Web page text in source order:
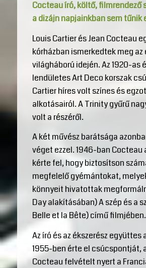
Cocteau író, költő, filmrendező
a dizájn napjainkban sem tűnik
Louis Cartier és Jean Cocteau
kórházban ismerkedtek meg az
világháború idején. Az 1920-as
lendületes Art Deco korszak
Cartier híres volt színes és
alkotásairól. A Trinity gyűrű
volt a részéről.
A két művész barátsága
véget ezzel. 1946-ban Cocteau
kérte fel, hogy biztosítson
megfelelő gyémántokat,
könnyeit hivatottak
Day alakításában) A szép és a
Belle et la Bête) című filmjében.
Az író és az ékszerész együttes
1955-ben érte el csúcspontját,
Cocteau felvételt nyert a